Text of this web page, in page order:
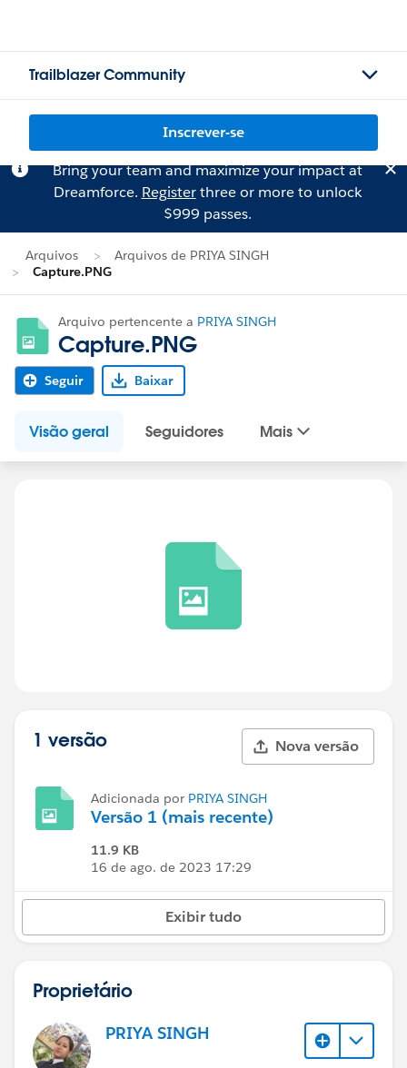
Trailblazer Community
Inscrever-se
Bring your team and maximize your impact at
Dreamforce. Registerthree or more to unlock
$999 passes.
Arquivos
Arquivos de PRIYA SINGH
Capture.PNG
Arquivo pertencente a PRIYA SINGH
Capture.PNG
Seguir Baixar
Visão geral Seguidores Mais
1 versão Nova versão
Adicionada por PRIYA SINGH
Versão 1 (mais recente)
11.9 KB
16 de ago. de 2023 17:29
Exibir tudo
Proprietário
PRIYA SINGH